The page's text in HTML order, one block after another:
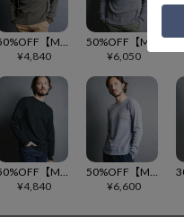
50%OFF【Magine(マージン)】CTN WAFFLE HENLY-N L-S ヘンリーネックカットソー(2412-014)
¥4,840
¥6,050
50%OFF【Magine(マージン)】CTN EMBROIDERY FOOTBALL TEE L-S フットボールカットソー(2512-009)
¥4,840
50%OFF【Magine(マージン)】 COOLMAX WOOL WAFFLE KNITSAW C-N L-S ニットソー(2512-005)
¥6,600